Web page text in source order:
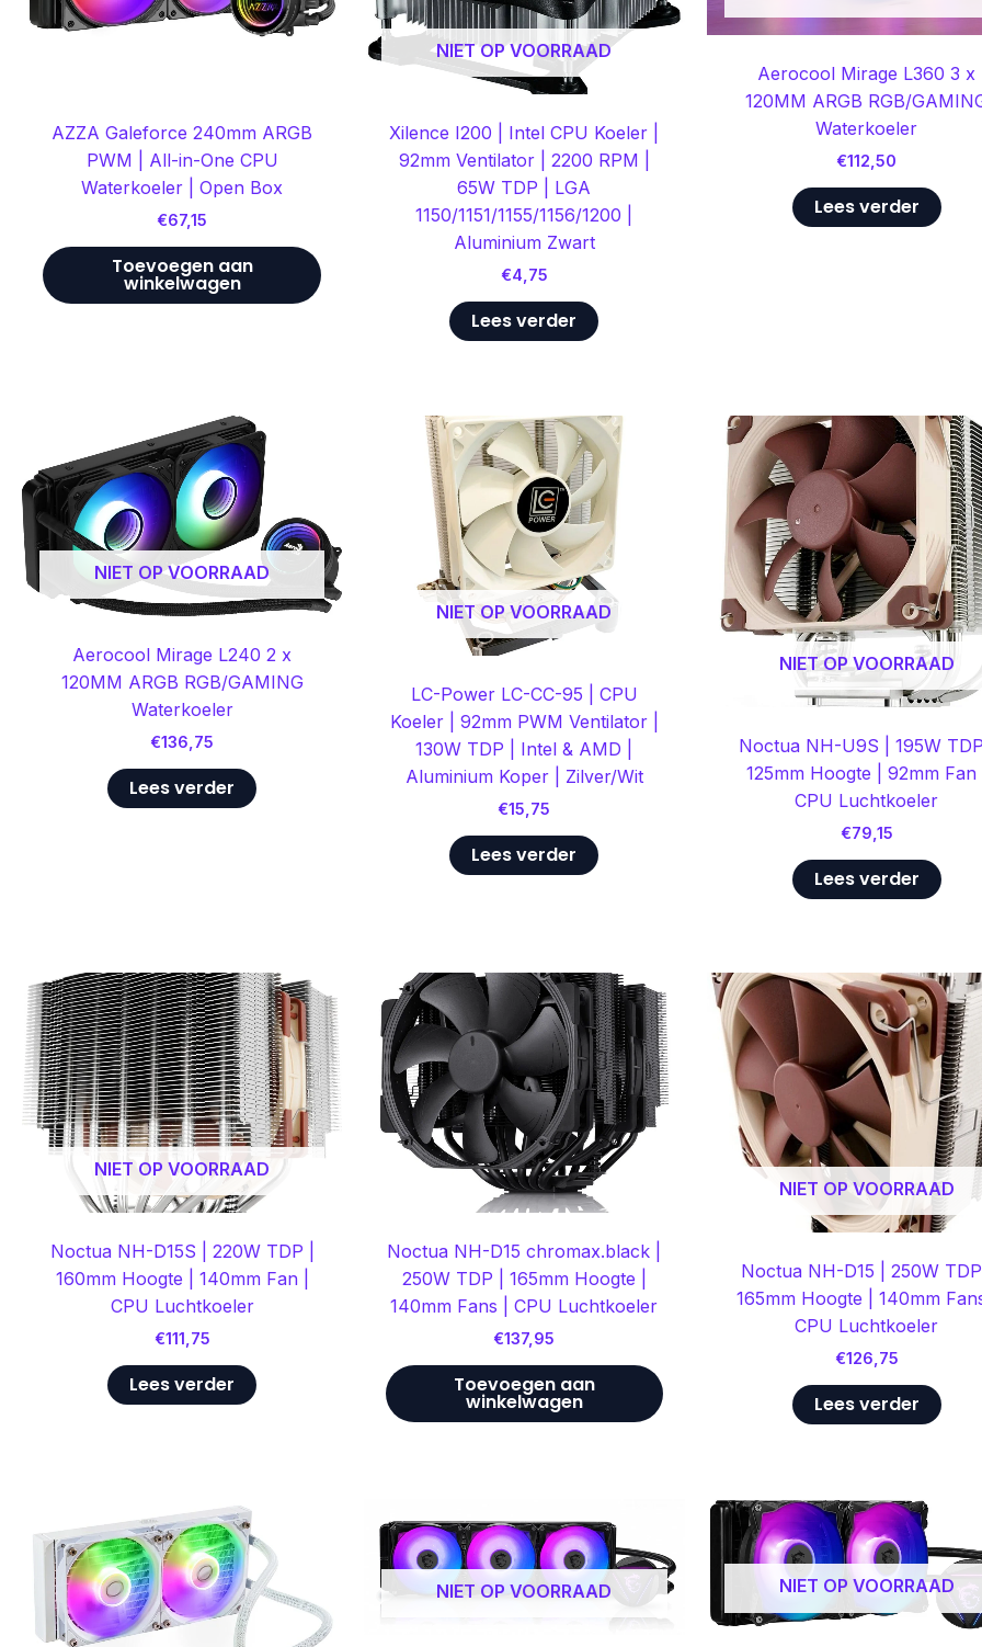
AZZA Galeforce 240mm ARGB
PWM | All-in-One CPU
Waterkoeler | Open Box
€67,15
Toevoegen aan
winkelwagen
NIET OP VOORRAAD
Xilence I200 | Intel CPU Koeler |
92mm Ventilator | 2200 RPM |
65W TDP | LGA
1150/1151/1155/1156/1200 |
Aluminium Zwart
€4,75
Lees verder
Aerocool Mirage L360 3 x
120MM ARGB RGB/
Waterkoeler
€112,50
Lees verder
NIET OP VOORRAAD
Aerocool Mirage L240 2 x
120MM ARGB RGB/GAMING
Waterkoeler
€136,75
Lees verder
NIET OP VOORRAAD
LC-Power LC-CC-95 | CPU
Koeler | 92mm PWM Ventilator |
130W TDP | Intel & AMD |
Aluminium Koper | Zilver/Wit
€15,75
Lees verder
NIET OP VOORRAAD
Noctua NH-U9S | 195W
125mm Hoogte | 92mm Fan
CPU Luchtkoeler
€79,15
Lees verder
NIET OP VOORRAAD
Noctua NH-D15S | 220W TDP |
160mm Hoogte | 140mm Fan |
CPU Luchtkoeler
€111,75
Lees verder
Noctua NH-D15 chromax.black |
250W TDP | 165mm Hoogte |
140mm Fans | CPU Luchtkoeler
€137,95
Toevoegen aan
winkelwagen
NIET OP VOORRAAD
Noctua NH-D15 | 250W
165mm Hoogte | 140mm
CPU Luchtkoeler
€126,75
Lees verder
NIET OP VOORRAAD NIET OP VOORRAAD